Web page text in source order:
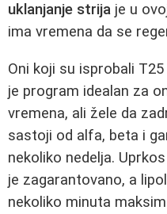
uklanjanje strija je u
ima vremena da se
Oni koji su isprobali
je program idealan za
vremena, ali žele da
sastoji od alfa, beta i
nekoliko nedelja.
je zagarantovano, a
nekoliko minuta